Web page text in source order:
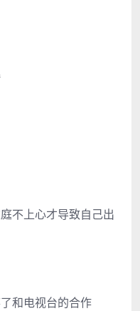
不上心才导致自己出
和电视台的合作